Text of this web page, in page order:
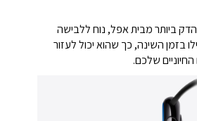
הדק ביותר מבית אפל, נוח ללבישה
בזמן השינה, כך שהוא יכול לעזור
שלכם.